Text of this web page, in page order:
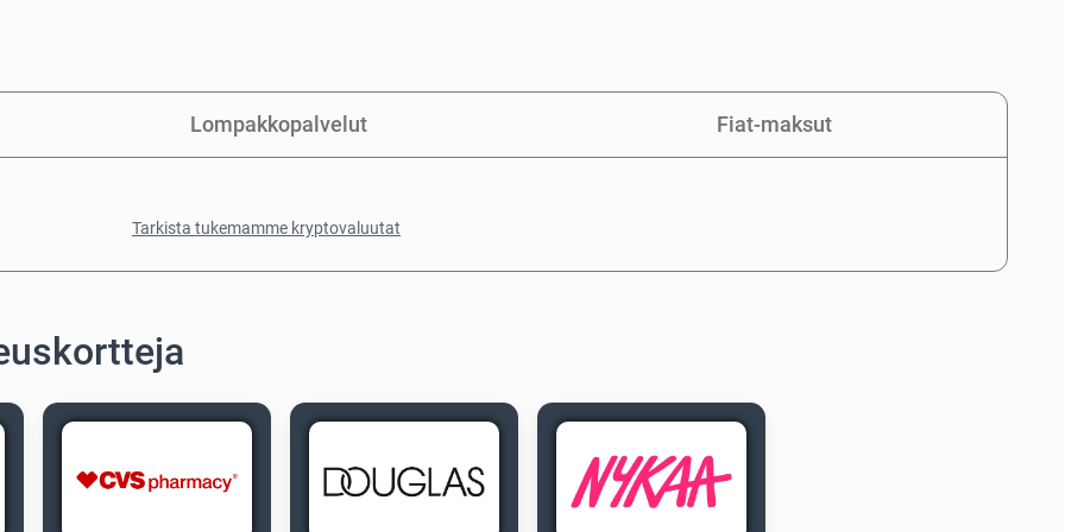
Lompakkopalvelut Fiat-maksut
Tarkista tukemamme kryptovaluutat